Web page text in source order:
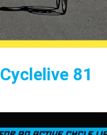
Cyclelive 81